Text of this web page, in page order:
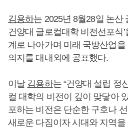
김용하는 2025년 8월28일 논산
건양대 글로컬대학 비전선포식’
계로 나아가며 미래 국방산업
의지를 대내외에 공표했다.
이날 김용하는 “건양대 설립 정
컬 대학의 비전이 깊이 맞닿아
포하는 비전은 단순한 구호나
새로운 다짐이자 시대와 지역